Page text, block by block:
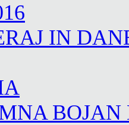
IN
BOJAN